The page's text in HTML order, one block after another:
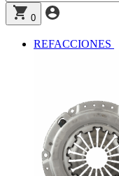
0
REFACCIONES